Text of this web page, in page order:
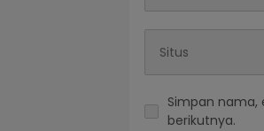
Simpan nama,
berikutnya.